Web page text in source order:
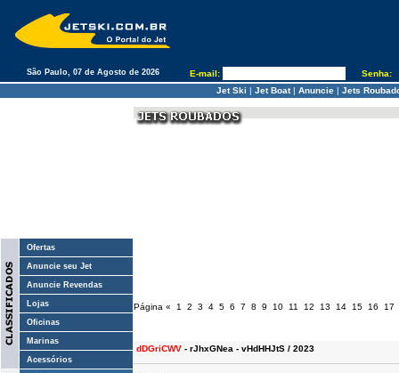
São Paulo, 07 de Agosto de 2026 E-mail:
Senha:
Jet Ski | Jet Boat| Anuncie| Jets
Ofertas
Anuncie seu Jet
Anuncie Revendas
Lojas
Oficinas
Marinas
Acessórios
Página « 1 2 3 4 5 6 7 8 9 10 11 12 13 14 15 16 17
dDGriCWV - rJhxGNea - vHdHHJtS / 2023